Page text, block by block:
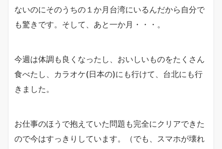
ないのにそのうちの１か月台湾にいるんだから自分で
も驚きです。そして、あと一か月・・・。
今週は体調も良くなったし、おいしいものをたくさん
食べたし、カラオケ(日本の)にも行けて、台北にも行
きました。
お仕事のほうで抱えていた問題も完全にクリアできた
ので今はすっきりしています。（でも、スマホが壊れ